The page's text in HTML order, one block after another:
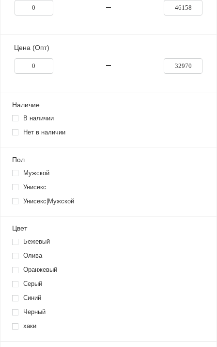
Цена (Опт)
Наличие
В наличии
Нет в наличии
Пол
Мужской
Унисекс
Унисекс|Мужской
Цвет
Бежевый
Олива
Оранжевый
Серый
Синий
Черный
хаки